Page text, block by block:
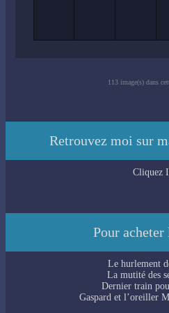
113 image(s) dans
Retrouvez moi sur
Cliquez
Pour
Le hurlement
La mutité des
Dernier train
Gaspard et l’oreiller